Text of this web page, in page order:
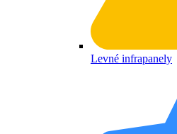
Levné infrapanely